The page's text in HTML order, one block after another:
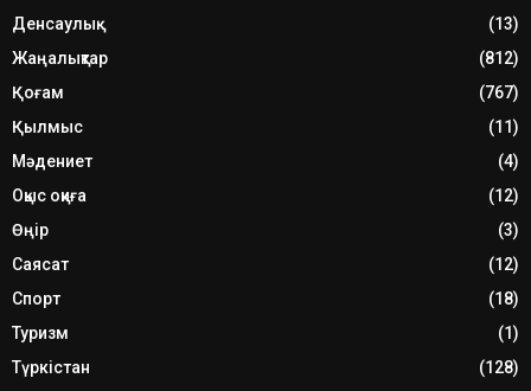
Денсаулық
(13)
Жаңалықтар
(812)
Қоғам
(767)
Қылмыс
(11)
Мәдениет
(4)
Оқыс оқиға
(12)
Өңір
(3)
Саясат
(12)
Спорт
(18)
Туризм
(1)
Түркістан
(128)